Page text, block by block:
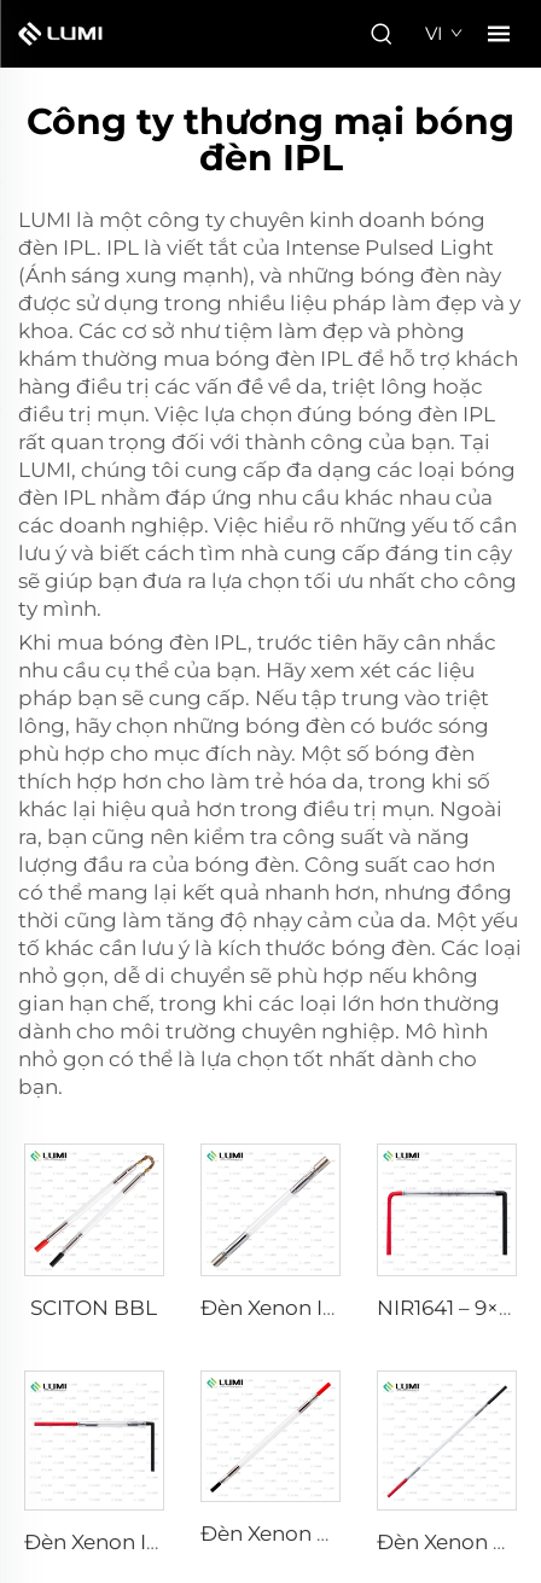
VI
Công ty thương mại bóng
đèn IPL
LUMI là một công ty chuyên kinh doanh bóng
đèn IPL. IPL là viết tắt của Intense Pulsed Light
(Ánh sáng xung mạnh), và những bóng đèn này
được sử dụng trong nhiều liệu pháp làm đẹp và y
khoa. Các cơ sở như tiệm làm đẹp và phòng
khám thường mua bóng đèn IPL để hỗ trợ khách
hàng điều trị các vấn đề về da, triệt lông hoặc
điều trị mụn. Việc lựa chọn đúng bóng đèn IPL
rất quan trọng đối với thành công của bạn. Tại
LUMI, chúng tôi cung cấp đa dạng các loại bóng
đèn IPL nhằm đáp ứng nhu cầu khác nhau của
các doanh nghiệp. Việc hiểu rõ những yếu tố cần
lưu ý và biết cách tìm nhà cung cấp đáng tin cậy
sẽ giúp bạn đưa ra lựa chọn tối ưu nhất cho công
ty mình.
Khi mua bóng đèn IPL, trước tiên hãy cân nhắc
nhu cầu cụ thể của bạn. Hãy xem xét các liệu
pháp bạn sẽ cung cấp. Nếu tập trung vào triệt
lông, hãy chọn những bóng đèn có bước sóng
phù hợp cho mục đích này. Một số bóng đèn
thích hợp hơn cho làm trẻ hóa da, trong khi số
khác lại hiệu quả hơn trong điều trị mụn. Ngoài
ra, bạn cũng nên kiểm tra công suất và năng
lượng đầu ra của bóng đèn. Công suất cao hơn
có thể mang lại kết quả nhanh hơn, nhưng đồng
thời cũng làm tăng độ nhạy cảm của da. Một yếu
tố khác cần lưu ý là kích thước bóng đèn. Các loại
nhỏ gọn, dễ di chuyển sẽ phù hợp nếu không
gian hạn chế, trong khi các loại lớn hơn thường
dành cho môi trường chuyên nghiệp. Mô hình
nhỏ gọn có thể là lựa chọn tốt nhất dành cho
bạn.
SCITON BBL Đèn Xenon IPL P1640 – 7×47×110 mm NIR1641 – 9×45×110 mm
Đèn Xenon IPL P1541 – 9×45×100 mm Đèn Xenon Laser L2741 – 7×100×167 mm Đèn Xenon Laser L2851-5×105×175 mm